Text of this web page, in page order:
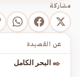
مشاركة
عن القصيدة
✒️ البحر الكامل